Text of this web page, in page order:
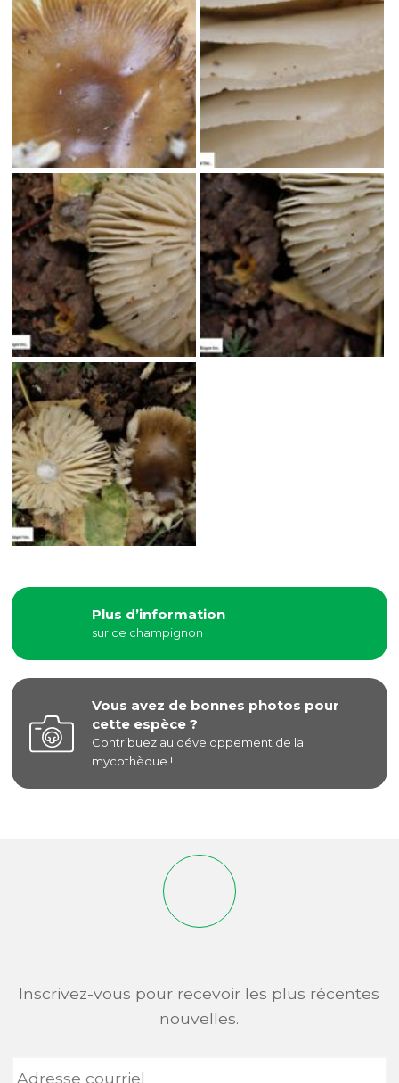
Plus d’information
sur ce champignon
Vous avez de bonnes photos pour
cette espèce ?
Contribuez au développement de la
mycothèque !
Inscrivez-vous pour recevoir les plus récentes
nouvelles.